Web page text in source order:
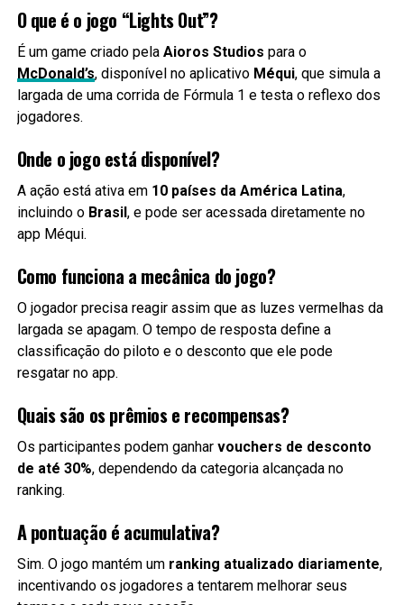
O que é o jogo “Lights Out”?
É um game criado pela Aioros Studios para o
McDonald’s, disponível no aplicativo Méqui, que simula a
largada de uma corrida de Fórmula 1 e testa o reflexo dos
jogadores.
Onde o jogo está disponível?
A ação está ativa em 10 países da América Latina,
incluindo o Brasil, e pode ser acessada diretamente no
app Méqui.
Como funciona a mecânica do jogo?
O jogador precisa reagir assim que as luzes vermelhas da
largada se apagam. O tempo de resposta define a
classificação do piloto e o desconto que ele pode
resgatar no app.
Quais são os prêmios e recompensas?
Os participantes podem ganhar vouchers de desconto
de até 30%, dependendo da categoria alcançada no
ranking.
A pontuação é acumulativa?
Sim. O jogo mantém um ranking atualizado diariamente,
incentivando os jogadores a tentarem melhorar seus